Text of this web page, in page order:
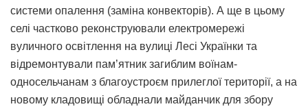
системи опалення (заміна конвекторів). А ще в цьому
селі частково реконструювали електромережі
вуличного освітлення на вулиці Лесі Українки та
відремонтували пам’ятник загиблим воїнам-
односельчанам з благоустроєм прилеглої території, а на
новому кладовищі обладнали майданчик для збору